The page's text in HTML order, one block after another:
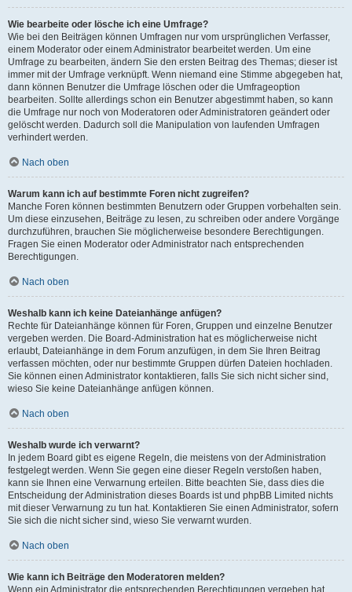
Wie bearbeite oder lösche ich eine Umfrage?
Wie bei den Beiträgen können Umfragen nur vom ursprünglichen Verfasser,
einem Moderator oder einem Administrator bearbeitet werden. Um eine
Umfrage zu bearbeiten, ändern Sie den ersten Beitrag des Themas; dieser ist
immer mit der Umfrage verknüpft. Wenn niemand eine Stimme abgegeben hat,
dann können Benutzer die Umfrage löschen oder die Umfrageoption
bearbeiten. Sollte allerdings schon ein Benutzer abgestimmt haben, so kann
die Umfrage nur noch von Moderatoren oder Administratoren geändert oder
gelöscht werden. Dadurch soll die Manipulation von laufenden Umfragen
verhindert werden.
Nach oben
Warum kann ich auf bestimmte Foren nicht zugreifen?
Manche Foren können bestimmten Benutzern oder Gruppen vorbehalten sein.
Um diese einzusehen, Beiträge zu lesen, zu schreiben oder andere Vorgänge
durchzuführen, brauchen Sie möglicherweise besondere Berechtigungen.
Fragen Sie einen Moderator oder Administrator nach entsprechenden
Berechtigungen.
Nach oben
Weshalb kann ich keine Dateianhänge anfügen?
Rechte für Dateianhänge können für Foren, Gruppen und einzelne Benutzer
vergeben werden. Die Board-Administration hat es möglicherweise nicht
erlaubt, Dateianhänge in dem Forum anzufügen, in dem Sie Ihren Beitrag
verfassen möchten, oder nur bestimmte Gruppen dürfen Dateien hochladen.
Sie können einen Administrator kontaktieren, falls Sie sich nicht sicher sind,
wieso Sie keine Dateianhänge anfügen können.
Nach oben
Weshalb wurde ich verwarnt?
In jedem Board gibt es eigene Regeln, die meistens von der Administration
festgelegt werden. Wenn Sie gegen eine dieser Regeln verstoßen haben,
kann sie Ihnen eine Verwarnung erteilen. Bitte beachten Sie, dass dies die
Entscheidung der Administration dieses Boards ist und phpBB Limited nichts
mit dieser Verwarnung zu tun hat. Kontaktieren Sie einen Administrator, sofern
Sie sich die nicht sicher sind, wieso Sie verwarnt wurden.
Nach oben
Wie kann ich Beiträge den Moderatoren melden?
Wenn ein Administrator die entsprechenden Berechtigungen vergeben hat,